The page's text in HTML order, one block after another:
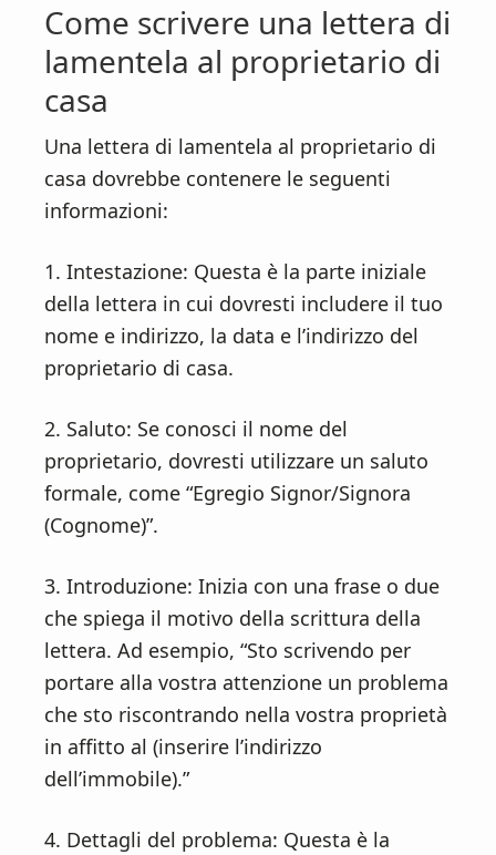
Come scrivere una lettera di
lamentela al proprietario di
casa
Una lettera di lamentela al proprietario di
casa dovrebbe contenere le seguenti
informazioni:
1. Intestazione: Questa è la parte iniziale
della lettera in cui dovresti includere il tuo
nome e indirizzo, la data e l’indirizzo del
proprietario di casa.
2. Saluto: Se conosci il nome del
proprietario, dovresti utilizzare un saluto
formale, come “Egregio Signor/Signora
(Cognome)”.
3. Introduzione: Inizia con una frase o due
che spiega il motivo della scrittura della
lettera. Ad esempio, “Sto scrivendo per
portare alla vostra attenzione un problema
che sto riscontrando nella vostra proprietà
in affitto al (inserire l’indirizzo
dell’immobile).”
4. Dettagli del problema: Questa è la